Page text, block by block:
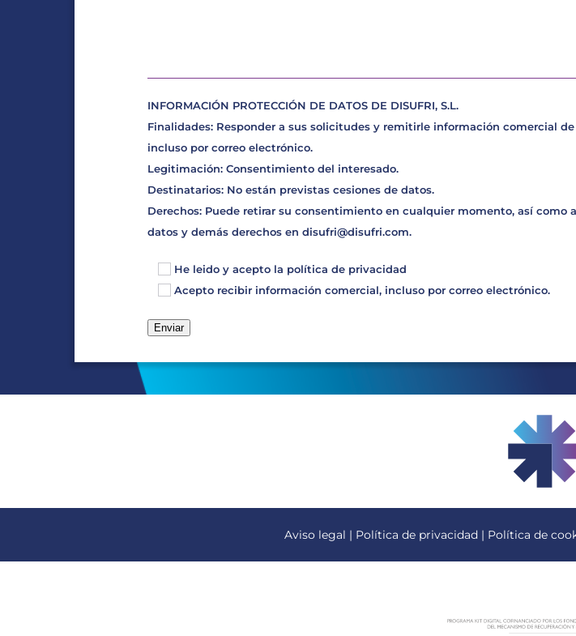
INFORMACIÓN PROTECCIÓN DE DATOS DE DISUFRI, S.L.
Finalidades: Responder a sus solicitudes y remitirle información comercial
incluso por correo electrónico.
Legitimación: Consentimiento del interesado.
Destinatarios: No están previstas cesiones de datos.
Derechos: Puede retirar su consentimiento en cualquier momento, así como
datos y demás derechos en disufri@disufri.com.
He leido y acepto la política de privacidad
Acepto recibir información comercial, incluso por correo electrónico.
Aviso legal | Política de privacidad | Política de